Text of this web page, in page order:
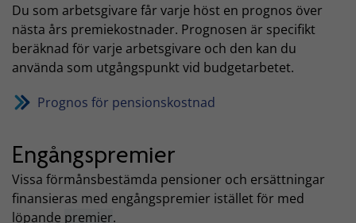
Du som arbetsgivare får varje höst en prognos över
nästa års premiekostnader. Prognosen är specifikt
beräknad för varje arbetsgivare och den kan du
använda som utgångspunkt vid budgetarbetet.
Prognos för pensionskostnad
Engångspremier
Vissa förmånsbestämda pensioner och ersättningar
finansieras med engångspremier istället för med
löpande premier.